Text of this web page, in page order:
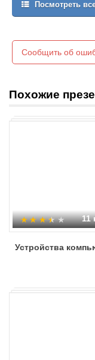
Посмотреть
Сообщить об
Похожие
11
Устройства